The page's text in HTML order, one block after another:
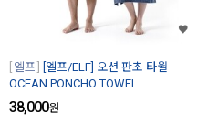
엘프
[엘프/ELF] 오션 판초 타월
OCEAN PONCHO TOWEL
38,000원